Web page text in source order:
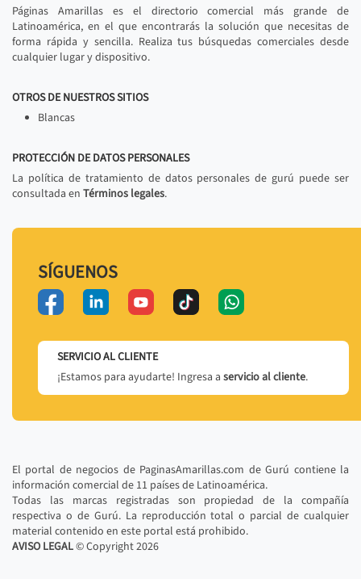
Páginas Amarillas es el directorio comercial más grande de
Latinoamérica, en el que encontrarás la solución que necesitas de
forma rápida y sencilla. Realiza tus búsquedas comerciales desde
cualquier lugar y dispositivo.
OTROS DE NUESTROS SITIOS
Blancas
PROTECCIÓN DE DATOS PERSONALES
La política de tratamiento de datos personales de gurú puede ser
consultada en Términos legales.
SÍGUENOS
SERVICIO AL CLIENTE
¡Estamos para ayudarte! Ingresa a servicio al cliente.
El portal de negocios de PaginasAmarillas.com de Gurú contiene la
información comercial de 11 países de Latinoamérica.
Todas las marcas registradas son propiedad de la compañía
respectiva o de Gurú. La reproducción total o parcial de cualquier
material contenido en este portal está prohibido.
AVISO LEGAL© Copyright2026